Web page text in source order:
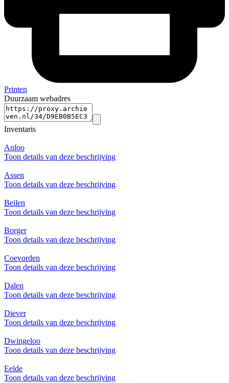
Printen
Duurzaam webadres
Inventaris
Anloo
Toon details van deze beschrijving
Assen
Toon details van deze beschrijving
Beilen
Toon details van deze beschrijving
Borger
Toon details van deze beschrijving
Coevorden
Toon details van deze beschrijving
Dalen
Toon details van deze beschrijving
Diever
Toon details van deze beschrijving
Dwingeloo
Toon details van deze beschrijving
Eelde
Toon details van deze beschrijving